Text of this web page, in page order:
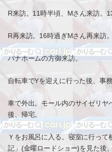
R来訪。11時半頃、Mさん来訪。
R再来訪。16時過ぎMさん再来訪。
パナホームの方御来訪。
自転車でYを迎えに行った後、事
車で外出。モール内のサイゼリヤ
後、帰宅。
Ｙをお風呂に入る。寝室に行っ
記」(金曜ロードショー)を見た後、